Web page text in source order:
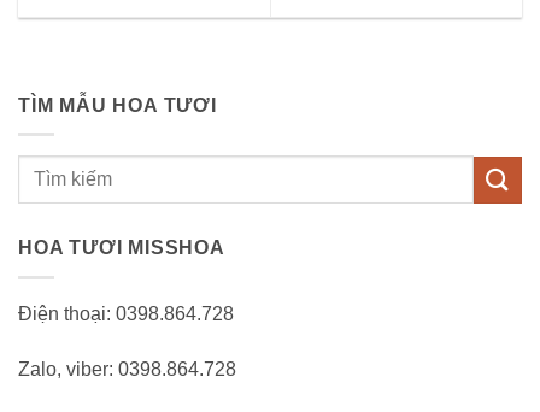
TÌM MẪU HOA TƯƠI
Tìm
HOA TƯƠI MISSHOA
Điện thoại: 0398.864.728
Zalo, viber: 0398.864.728